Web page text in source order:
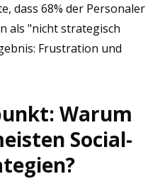
dass 68% der Personaler
als "nicht strategisch
Frustration und
Warum
Social-